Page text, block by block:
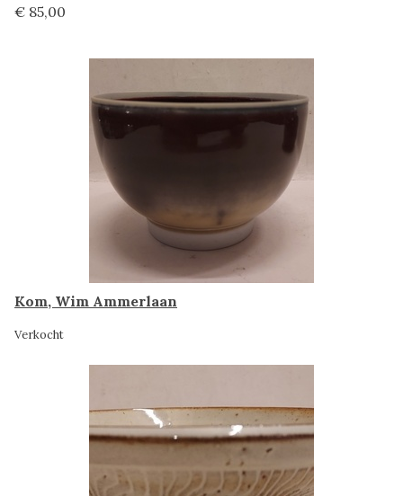
€ 85,00
Kom, Wim Ammerlaan
Verkocht